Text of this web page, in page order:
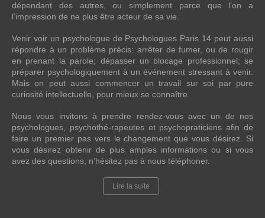
dépendant des autres, ou simplement parce que l’on a
l’impression de ne plus être acteur de sa vie.
Venir voir un psychologue de Psychologues Paris 14 peut aussi
répondre à un problème précis: arrêter de fumer, ou de rougir
en prenant la parole; dépasser un blocage professionnel; se
préparer psychologiquement à un événement stressant à venir.
Mais on peut aussi commencer un travail sur soi par pure
curiosité intellectuelle, pour mieux se connaître.
Nous vous invitons à prendre rendez-vous avec un de nos
psychologues, psychothé-rapeutes et psychopraticiens afin de
faire un premier pas vers le changement que vous désirez. Si
vous désirez obtenir de plus amples informations ou si vous
avez des questions, n’hésitez pas à nous téléphoner.
Lire la suite